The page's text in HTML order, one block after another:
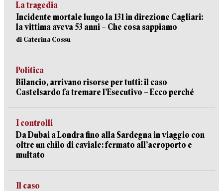
La tragedia
Incidente mortale lungo la 131 in direzione Cagliari:
la vittima aveva 53 anni – Che cosa sappiamo
di Caterina Cossu
Politica
Bilancio, arrivano risorse per tutti: il caso
Castelsardo fa tremare l’Esecutivo – Ecco perché
I controlli
Da Dubai a Londra fino alla Sardegna in viaggio con
oltre un chilo di caviale: fermato all’aeroporto e
multato
Il caso